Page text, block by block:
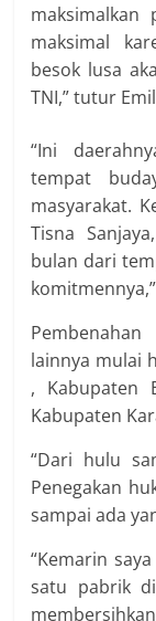
maksimalkan
maksimal
besok lusa
TNI,” tutur
“Ini
tempat
masyarakat.
Tisna
bulan dari
lainnya mulai
, Kabupaten
Kabupaten
“Dari hulu
Penegakan
sampai ada
“Kemarin
satu pabrik